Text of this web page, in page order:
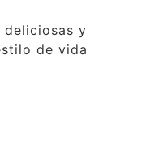
deliciosas y
de vida